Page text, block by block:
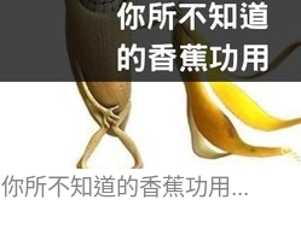
你所不知道的香蕉功用...